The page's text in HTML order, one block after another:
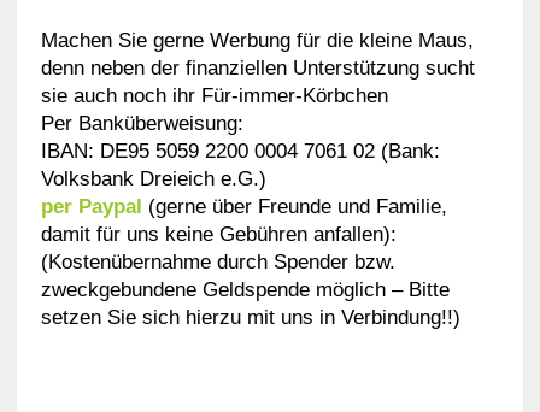
Machen Sie gerne Werbung für die kleine Maus,
denn neben der finanziellen Unterstützung sucht
sie auch noch ihr Für-immer-Körbchen
Per Banküberweisung:
IBAN: DE95 5059 2200 0004 7061 02 (Bank:
Volksbank Dreieich e.G.)
per Paypal (gerne über Freunde und Familie,
damit für uns keine Gebühren anfallen):
(Kostenübernahme durch Spender bzw.
zweckgebundene Geldspende möglich – Bitte
setzen Sie sich hierzu mit uns in Verbindung!!)